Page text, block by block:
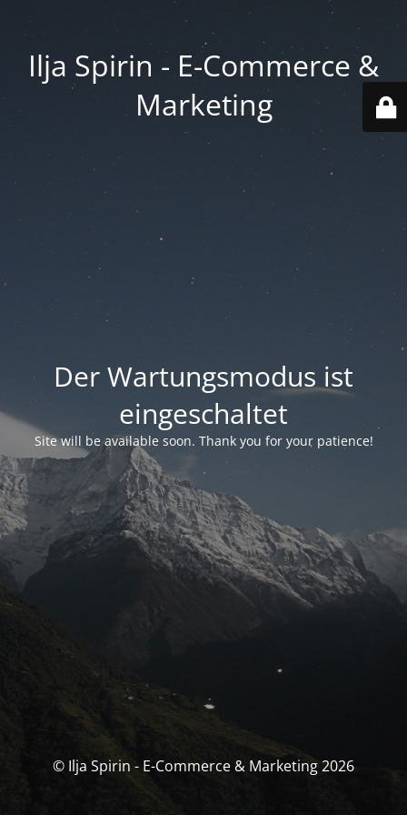
Ilja Spirin - E-Commerce &
Marketing
Der Wartungsmodus ist
eingeschaltet
Site will be available soon. Thank you for your patience!
© Ilja Spirin - E-Commerce & Marketing 2026